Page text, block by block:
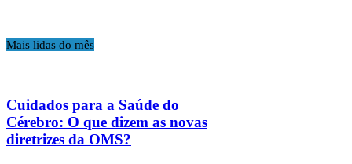
Mais lidas do mês
Cuidados para a Saúde do
Cérebro: O que dizem as novas
diretrizes da OMS?